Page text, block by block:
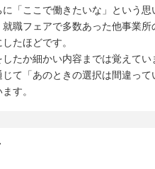
「ここで働きたいな」という思
就職フェアで多数あった他事業所
たほどです。
たか細かい内容までは覚えてい
じて「あのときの選択は間違って
す。